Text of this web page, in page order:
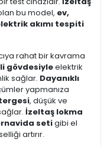
bu model, ev,
akımı tespiti
rahat bir kavrama
gövdesiyleelektrik
sağlar. Dayanıklı
yapmanıza
, düşük ve
İzeltaş lokma
setigibi el
artırır.